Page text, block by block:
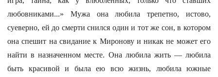
любовниками...» Мужа она любила трепетно, истово,
суеверно, ей до смерти снился один и тот же сон, в котором
она спешит на свидание к Миронову и никак не может его
найти в назначенном месте. Она любила жить — любила
быть красивой и была ею всю жизнь, любила южные